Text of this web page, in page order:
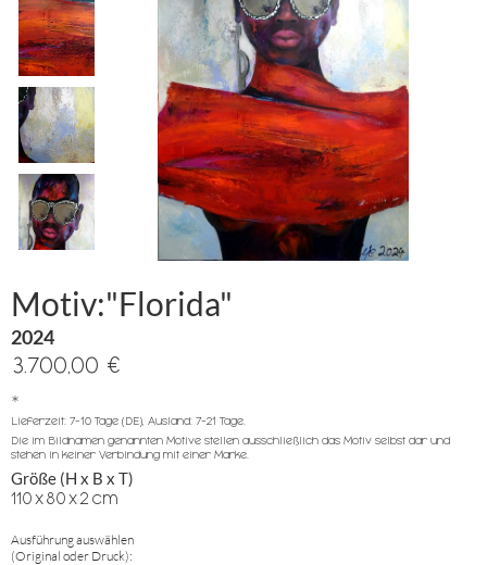
Motiv:"Florida"
2024
3.700,00 €
*
Lieferzeit: 7-10 Tage (DE), Ausland: 7-21 Tage.
Die im Bildnamen genannten Motive stellen ausschließlich das Motiv selbst dar und
stehen in keiner Verbindung mit einer Marke.
Größe (H x B x T)
110x80x2 cm
Ausführung auswählen
(Original oder Druck):